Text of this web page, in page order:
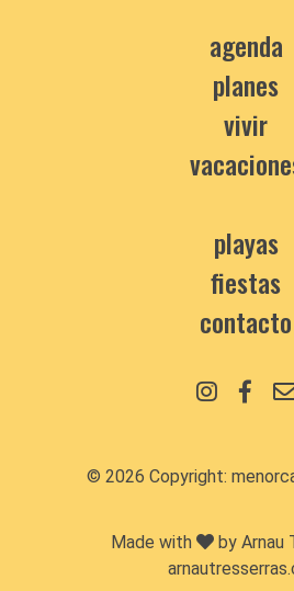
agenda
planes
vivir
playas
fiestas
contacto
© 2026 Copyright:
Made with
by Arnau